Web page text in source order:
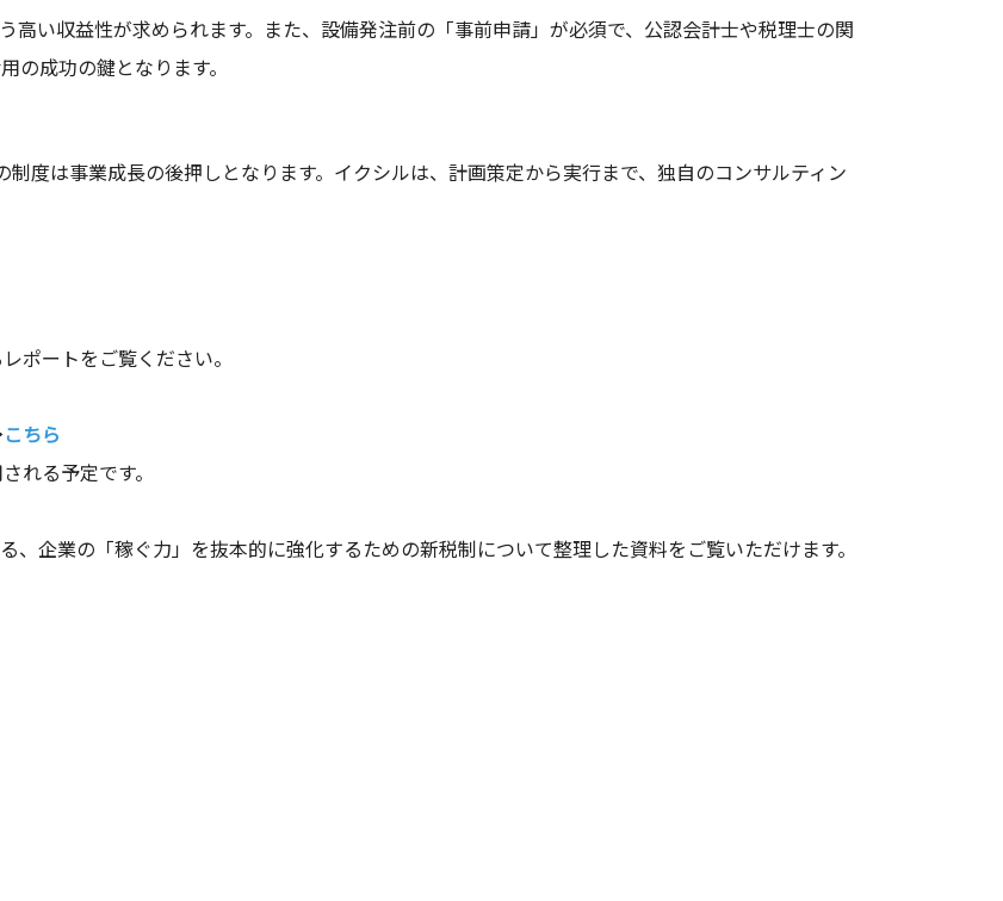
高い収益性が求められます。また、設備発注前の「事前申請」が必須で、公認会計士や税理士の関
の成功の鍵となります。
度は事業成長の後押しとなります。イクシルは、計画策定から実行まで、独自のコンサルティン
ポートをご覧ください。
こちら
れる予定です。
企業の「稼ぐ力」を抜本的に強化するための新税制について整理した資料をご覧いただけます。